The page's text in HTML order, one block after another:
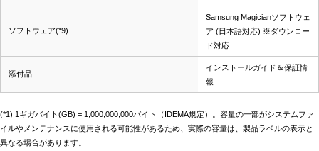
ソフトウェア(*9)
Samsung Magicianソフトウェ
ア (日本語対応) ※ダウンロー
ド対応
添付品
インストールガイド＆保証情
報
(*1) 1ギガバイト(GB) = 1,000,000,000バイト（IDEMA規定）。容量の一部がシステムファ
イルやメンテナンスに使用される可能性があるため、実際の容量は、製品ラベルの表示と
異なる場合があります。